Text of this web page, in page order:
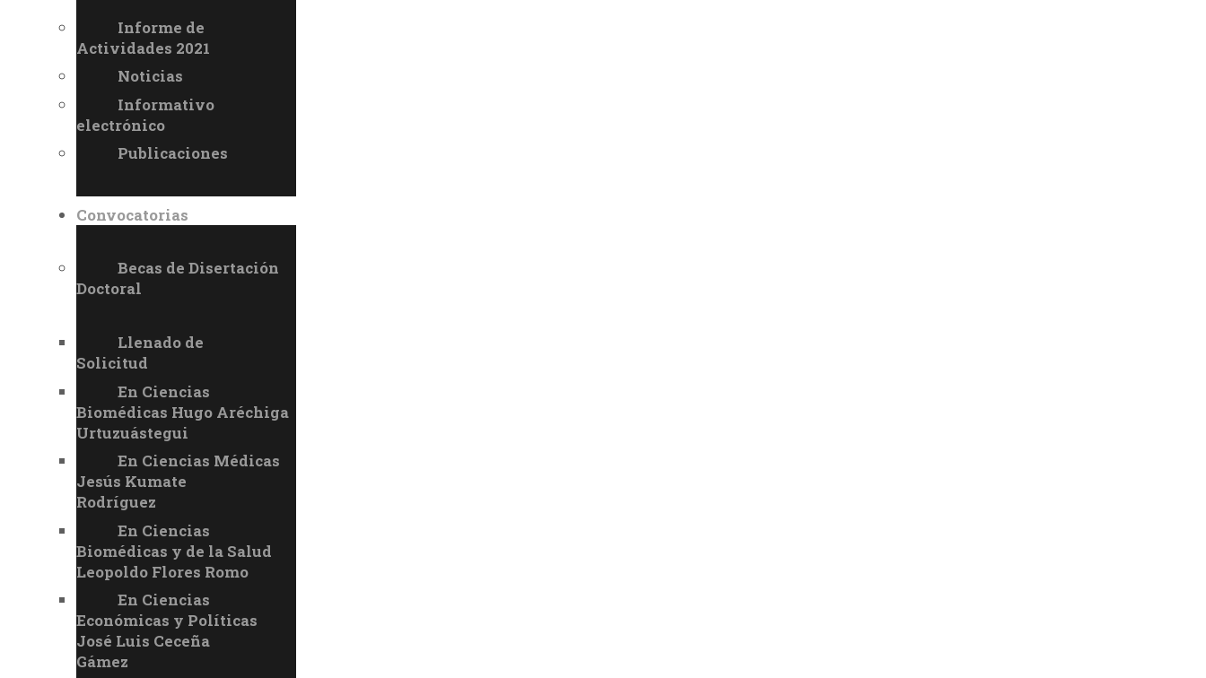
Informe de
Actividades 2021
Noticias
Informativo
electrónico
Publicaciones
Convocatorias
Becas de Disertación
Doctoral
Llenado de
Solicitud
En Ciencias
Biomédicas Hugo Aréchiga
Urtuzuástegui
En Ciencias Médicas
Jesús Kumate
Rodríguez
En Ciencias
Biomédicas y de la Salud
Leopoldo Flores Romo
En Ciencias
Económicas y Políticas
José Luis Ceceña
Gámez